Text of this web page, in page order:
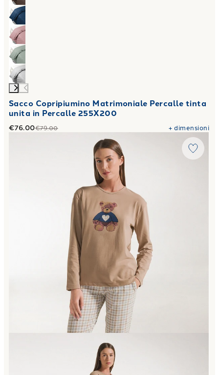
Sacco Copripiumino Matrimoniale Percalle tinta
unita in Percalle 255X200
€76.00€79.00 +dimensioni
Pigiama coccole in Cotone